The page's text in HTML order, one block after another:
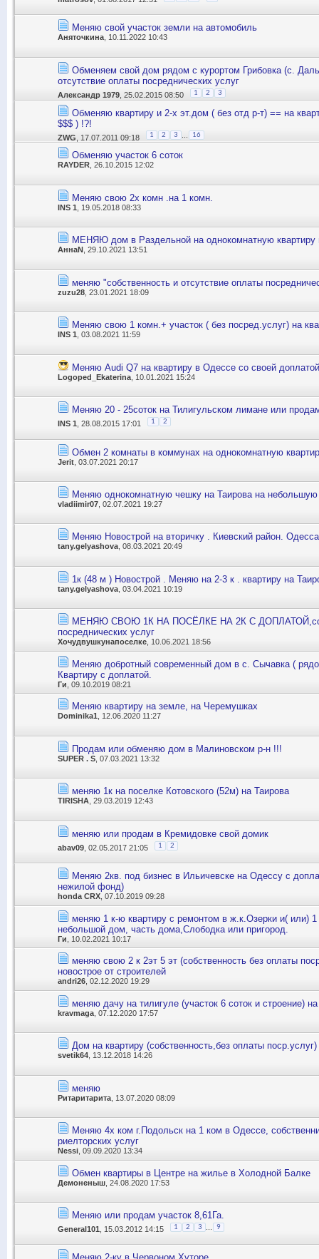
Меняю свой участок земли на автомобиль
Аняточкина , 10.11.2022 10:43
Обменяем свой дом рядом с курортом Грибовка (с.
отсутствие оплаты посреднических услуг
Александр 1979 , 25.02.2015 08:50 1 2 3
Обменяю квартиру и 2-х эт.дом ( без отд р-т) == на
$$$ ) !?!
ZWG , 17.07.2011 09:18 1 2 3 16
Обменяю участок 6 соток
RAYDER , 26.10.2015 12:02
Меняю свою 2х комн .на 1 комн.
INS 1 , 19.05.2018 08:33
МЕНЯЮ дом в Раздельной на однокомнатную квартиру
АннаN , 29.10.2021 13:51
меняю "собственность и отсутствие оплаты
zuzu28 , 23.01.2021 18:09
Меняю свою 1 комн.+ участок ( без посред.услуг) на
INS 1 , 03.08.2021 11:59
Меняю Audi Q7 на квартиру в Одессе со своей
Logoped_Ekaterina , 10.01.2021 15:24
Меняю 20 - 25соток на Тилигульском лимане или
INS 1 , 28.08.2015 17:01 1 2
Обмен 2 комнаты в коммунах на однокомнатную
Jerit , 03.07.2021 20:17
Меняю однокомнатную чешку на Таирова на
vladiimir07 , 02.07.2021 19:27
Меняю Новострой на вторичку . Киевский район. Одесса
tany.gelyashova, 08.03.2021 20:49
1к (48 м ) Новострой . Меняю на 2-3 к . квартиру на
tany.gelyashova , 03.04.2021 10:19
МЕНЯЮ СВОЮ 1К НА ПОСЁЛКЕ НА 2К С
посреднических услуг
Хочудвушкунапоселке, 10.06.2021 18:56
Меняю добротный современный дом в с. Сычавка (
Квартиру с доплатой.
Ги , 09.10.2019 08:21
Меняю квартиру на земле, на Черемушках
Dominika1 , 12.06.2020 11:27
Продам или обменяю дом в Малиновском р-н !!!
SUPER . S , 07.03.2021 13:32
меняю 1к на поселке Котовского (52м) на Таирова
TIRISHA , 29.03.2019 12:43
меняю или продам в Кремидовке свой домик
abav09 , 02.05.2017 21:05 1 2
Меняю 2кв. под бизнес в Ильичевске на Одессу с
нежилой фонд)
honda CRX , 07.10.2019 09:28
меняю 1 к-ю квартиру с ремонтом в ж.к.Озерки и( или)
небольшой дом, часть дома,Слободка или пригород.
Ги , 10.02.2021 10:17
меняю свою 2 к 2эт 5 эт (собственность без оплаты
новострое от строителей
andri26 , 02.12.2020 19:29
меняю дачу на тилигуле (участок 6 соток и строение)
kravmaga , 07.12.2020 17:57
Дом на квартиру (собственность,без оплаты поср.услуг)
svetik64 , 13.12.2018 14:26
меняю
Ритаритарита , 13.07.2020 08:09
Меняю 4х ком г.Подольск на 1 ком в Одессе,
риелторских услуг
Nessi , 09.09.2020 13:34
Обмен квартиры в Центре на жилье в Холодной Балке
Демоненыш , 24.08.2020 17:53
Меняю или продам участок 8,61Га.
General101 , 15.03.2012 14:15 1 2 3 9